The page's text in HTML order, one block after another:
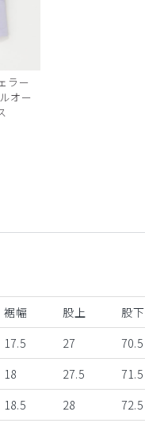
ラー
オー
裾幅 股上
股下
17.5 27
70.5
18 27.5
71.5
18.5 28
72.5